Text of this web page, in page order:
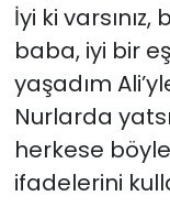
İyi ki varsınız,
baba, iyi bir
yaşadım
Nurlarda
herkese
ifadelerini